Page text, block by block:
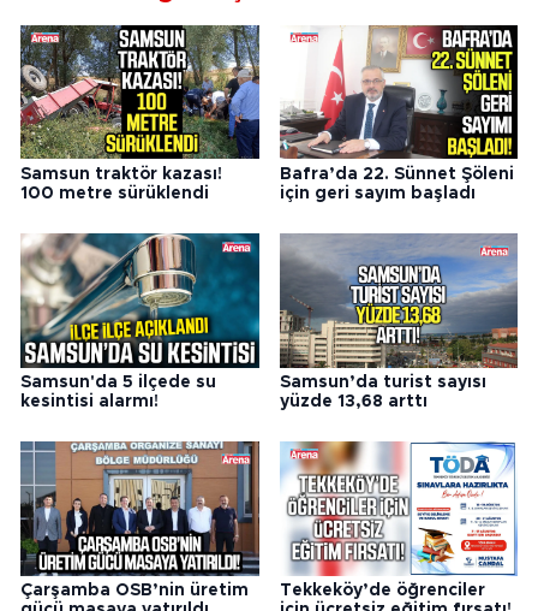
Samsun traktör kazası!
100 metre sürüklendi
Bafra’da 22. Sünnet Şöleni
için geri sayım başladı
Samsun'da 5 ilçede su
kesintisi alarmı!
Samsun’da turist sayısı
yüzde 13,68 arttı
Çarşamba OSB’nin üretim
Tekkeköy’de öğrenciler